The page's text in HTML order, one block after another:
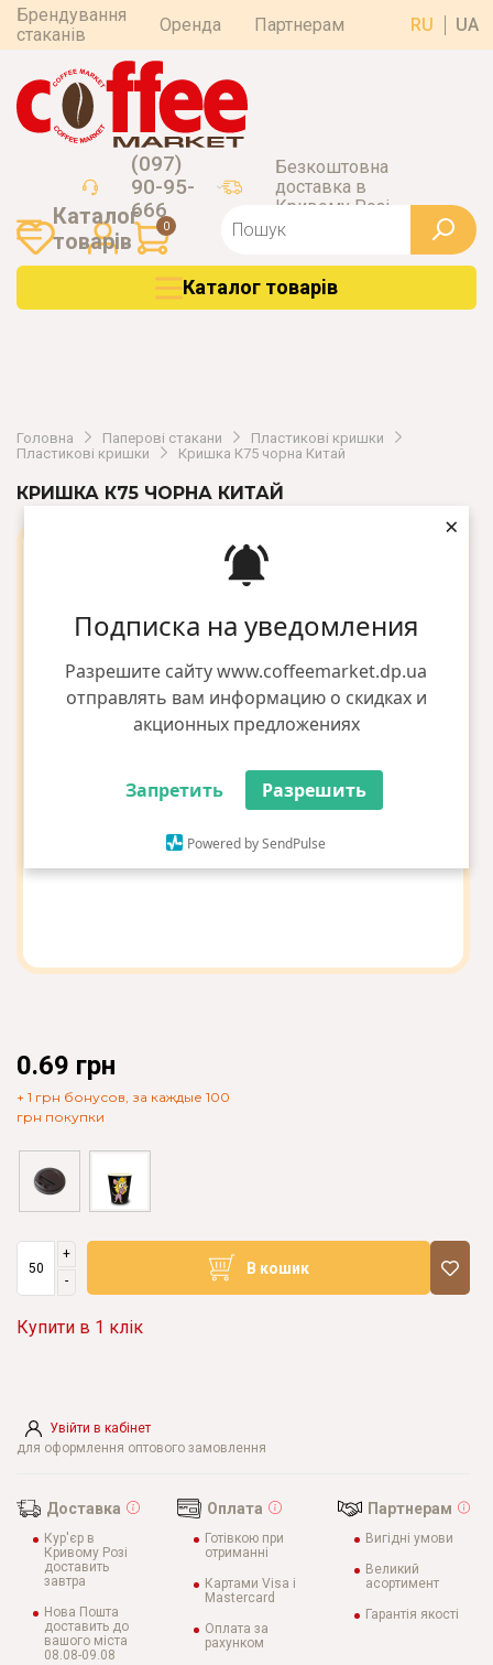
Подписка на уведомления
Разрешите сайту www.coffeemarket.dp.ua
отправлять вам информацию о скидках и
акционных предложениях
Запретить Разрешить
Powered by SendPulse
×
Брендування
стаканів
Оренда Партнерам RU UA
(097)
90-95-
666
Безкоштовна
доставка в
Кривому Розі
0
Каталог
товарiв
Каталог товарiв
Головна Паперові стакани
Пластикові кришки
Пластикові кришки
Кришка К75 чорна Китай
КРИШКА К75 ЧОРНА КИТАЙ
0.69 грн
+ 1 грн бонусов, за каждые 100
грн покупки
+
-
В кошик
Купити в 1 клік
Увійти в кабінет
для оформлення оптового замовлення
Доставка
Кур'єр в
Кривому Розі
доставить
завтра
Нова Пошта
доставить до
вашого міста
08.08-09.08
Оплата
Готівкою при
отриманні
Картами Visa і
Mastercard
Оплата за
рахунком
Партнерам
Вигідні умови
Великий
асортимент
Гарантія якості